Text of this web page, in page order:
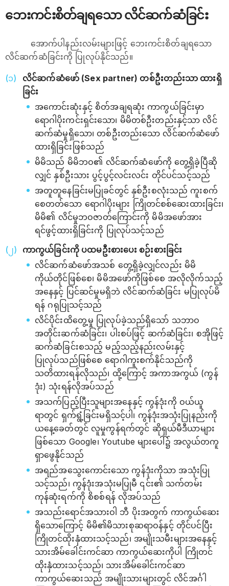
ဘေးကင်းစိတ်ချရသော လိင်ဆက်ဆံခြင်း
အောက်ပါနည်းလမ်းများဖြင့် ဘေးကင်းစိတ်ချရသော
လိင်ဆက်ဆံခြင်းကို ပြုလုပ်နိုင်သည်။
လိင်ဆက်ဆံဖော် (Sex partner) တစ်ဦးတည်းသာ ထားရှိ
ခြင်း
အကောင်းဆုံးနှင့် စိတ်အချရဆုံး ကာကွယ်ခြင်းမှာ
ရောဂါပိုးကင်းရှင်းသော၊ မိမိတစ်ဦးတည်းနှင့်သာ လိင်
ဆက်ဆံမှုရှိသော၊ တစ်ဦးတည်းသော လိင်ဆက်ဆံဖော်
ထားရှိခြင်းဖြစ်သည်
မိမိသည် မိမိဘဝ၏ လိင်ဆက်ဆံဖော်ကို တွေ့ရှိခဲ့ပြီဆို
လျှင် နှစ်ဦးသား ပွင့်ပွင့်လင်းလင်း တိုင်ပင်သင့်သည်
အတူတူနေခြင်းမပြုခင်တွင် နှစ်ဦးစလုံးသည် ကူးစက်
စေတတ်သော ရောဂါပိုးများ ကြိုတင်စစ်ဆေးထားခြင်း၊
မိမိ၏ လိင်မှုဘဝဇာတ်ကြောင်းကို မိမိအဖော်အား
ရင်ဖွင့်ထားရှိခြင်းကို ပြုလုပ်သင့်သည်
ကာကွယ်ခြင်းကို ပထမဦးစားပေး စဉ်းစားခြင်း
လိင်ဆက်ဆံဖော်အသစ် တွေ့ရှိခဲ့လျှင်လည်း မိမိ
ကိုယ်တိုင်ဖြစ်စေ၊ မိမိအဖော်ကိုဖြစ်စေ အလိုလိုက်သည့်
အနေနှင့် ပြင်ဆင်မှုမရှိဘဲ လိင်ဆက်ဆံခြင်း မပြုလုပ်မိ
ရန် ဂရုပြုသင့်သည်
လိင်ပိုင်းထိတွေ့မှု ပြုလုပ်ခဲ့သည်ရှိသော် သဘာဝ
အတိုင်းဆက်ဆံခြင်း၊ ပါးစပ်ဖြင့် ဆက်ဆံခြင်း၊ စအိုဖြင့်
ဆက်ဆံခြင်းစသည့် မည့်သည့်နည်းလမ်းနှင့်
ပြုလုပ်သည်ဖြစ်စေ ရောဂါကူးစက်နိုင်သည်ကို
သတိထားရန်လိုသည်၊ ထို့ကြောင့် အကာအကွယ် (ကွန်
ဒုံး) သုံးရန်လိုအပ်သည်
အသက်ပြည့်ပြီးသူများအနေနှင့် ကွန်ဒုံးကို ဝယ်ယူ
ရာတွင် ရှက်ရွံ့ခြင်းမရှိသင့်ပါ၊ ကွန်ဒုံးအသုံးပြုနည်းကို
ယနေ့ခေတ်တွင် လူမှုကွန်ရက်တွင် ဆိုရှယ်မီဒီယာများ
ဖြစ်သော Google၊ Youtube များပေါ်၌ အလွယ်တကူ
ရှာဖွေနိုင်သည်
အရည်အသွေးကောင်းသော ကွန်ဒုံးကိုသာ အသုံးပြု
သင့်သည်၊ ကွန်ဒုံးအသုံးမပြုမီ ၎င်း၏ သက်တမ်း
ကုန်ဆုံးရက်ကို စိစစ်ရန် လိုအပ်သည်
အသည်းရောင်အသားဝါ ဘီ ပိုးအတွက် ကာကွယ်ဆေး
ရှိသောကြောင့် မိမိ၏မိသားစုဆရာဝန်နှင့် တိုင်ပင်ပြီး
ကြိုတင်ထိုးနှံထားသင့်သည်၊ အမျိုးသမီးများအနေနှင့်
သားအိမ်ခေါင်းကင်ဆာ ကာကွယ်ဆေးကိုပါ ကြိုတင်
ထိုးနှံထားသင့်သည်၊ သားအိမ်ခေါင်းကင်ဆာ
ကာကွယ်ဆေးသည် အမျိုးသားများတွင် လိင်အင်္ဂါ